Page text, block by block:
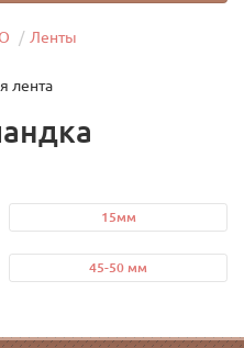
Ленты
лента
15мм
45-50 мм